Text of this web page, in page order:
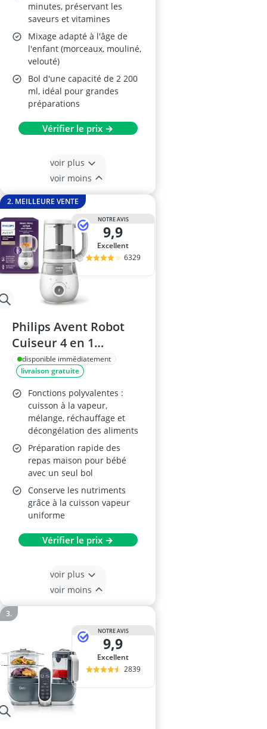
minutes, préservant les
saveurs et vitamines
Mixage adapté à l'âge de
l'enfant (morceaux, mouliné,
velouté)
Bol d'une capacité de 2 200
ml, idéal pour grandes
préparations
Vérifier le prix →
voir plus
voir moins
2. MEILLEURE VENTE
NOTRE AVIS
9,9
Excellent
6329
Philips Avent Robot
Cuiseur 4 en 1
SCF883/01
disponible immédiatement
livraison gratuite
Fonctions polyvalentes :
cuisson à la vapeur,
mélange, réchauffage et
décongélation des aliments
Préparation rapide des
repas maison pour bébé
avec un seul bol
Conserve les nutriments
grâce à la cuisson vapeur
uniforme
Vérifier le prix →
voir plus
voir moins
NOTRE AVIS
9,9
Excellent
2839